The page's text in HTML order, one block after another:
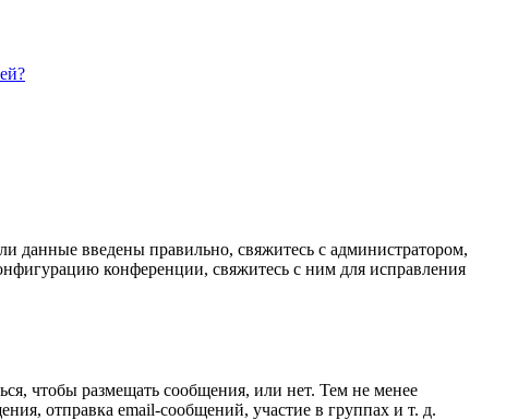
данные введены правильно, свяжитесь с администратором,
конференции, свяжитесь с ним для исправления
чтобы размещать сообщения, или нет. Тем не менее
отправка email-сообщений, участие в группах и т. д.